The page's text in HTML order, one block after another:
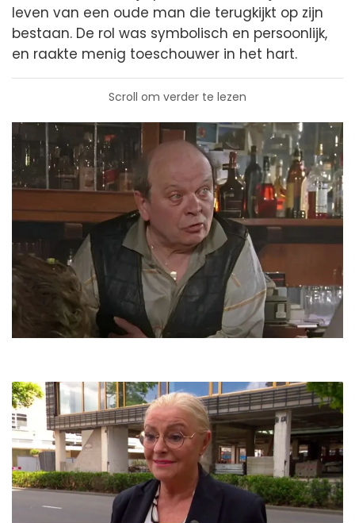
leven van een oude man die terugkijkt op zijn
bestaan. De rol was symbolisch en persoonlijk,
en raakte menig toeschouwer in het hart.
Scroll om verder te lezen